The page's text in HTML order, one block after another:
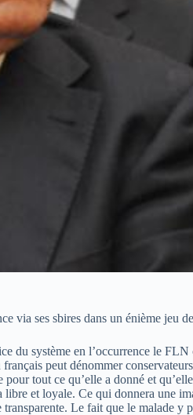
via ses sbires dans un énième jeu
du système en l’occurrence le
peut dénommer
tout ce qu’elle a donné et
et loyale. Ce qui donnera une
Le fait que le malade y